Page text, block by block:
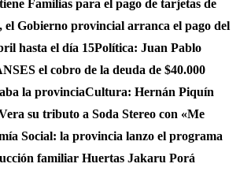
Familias para el pago de tarjetas de
el Gobierno provincial arranca el pago del
hasta el día 15Política: Juan Pablo
el cobro de la deuda de $40.000
la provinciaCultura: Hernán Piquín
su tributo a Soda Stereo con «Me
Social: la provincia lanzo el programa
familiar Huertas Jakaru Porá